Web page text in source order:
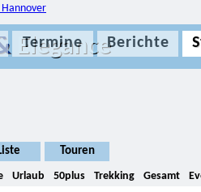
Elegance
Termine Berichte
Touren
Urlaub 50plus Trekking Gesamt